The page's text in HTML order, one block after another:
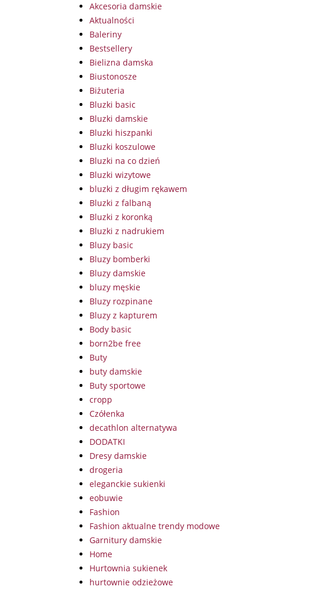
Akcesoria damskie
Aktualności
Baleriny
Bestsellery
Bielizna damska
Biustonosze
Biżuteria
Bluzki basic
Bluzki damskie
Bluzki hiszpanki
Bluzki koszulowe
Bluzki na co dzień
Bluzki wizytowe
bluzki z długim rękawem
Bluzki z falbaną
Bluzki z koronką
Bluzki z nadrukiem
Bluzy basic
Bluzy bomberki
Bluzy damskie
bluzy męskie
Bluzy rozpinane
Bluzy z kapturem
Body basic
born2be free
Buty
buty damskie
Buty sportowe
cropp
Czółenka
decathlon alternatywa
DODATKI
Dresy damskie
drogeria
eleganckie sukienki
eobuwie
Fashion
Fashion aktualne trendy modowe
Garnitury damskie
Home
Hurtownia sukienek
hurtownie odzieżowe